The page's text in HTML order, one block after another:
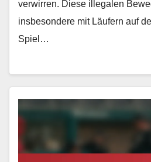
verwirren. Diese illegalen
insbesondere mit Läufern auf
Spiel…